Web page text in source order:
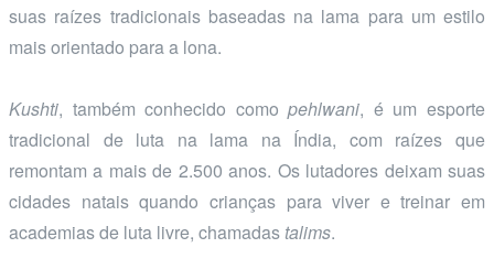
suas raízes tradicionais baseadas na lama para um estilo
mais orientado para a lona.
Kushti, também conhecido comopehlwani, é um esporte
tradicional de luta na lama na Índia, com raízes que
remontam a mais de 2.500 anos. Os lutadores deixam suas
cidades natais quando crianças para viver e treinar em
academias de luta livre, chamadas talims.